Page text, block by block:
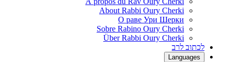
About Rabbi Oury Cherki
О раве Ури Шерки
Sobre Rabino Oury Cherki
Über Rabbi Oury Cherki
לכתוב לרב
Languages